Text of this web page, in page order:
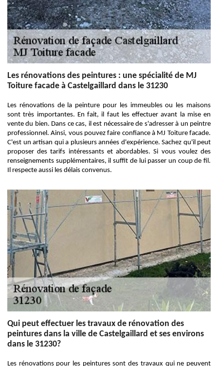
Les rénovations des peintures : une spécialité de MJ
Toiture facade à Castelgaillard dans le 31230
Les rénovations de la peinture pour les immeubles ou les maisons
sont très importantes. En fait, il faut les effectuer avant la mise en
vente du bien. Dans ce cas, il est nécessaire de s'adresser à un peintre
professionnel. Ainsi, vous pouvez faire confiance à MJ Toiture facade.
C'est un artisan qui a plusieurs années d'expérience. Sachez qu'il peut
proposer des tarifs intéressants et abordables. Si vous voulez des
renseignements supplémentaires, il suffit de lui passer un coup de fil.
Il respecte aussi les délais convenus.
Qui peut effectuer les travaux de rénovation des
peintures dans la ville de Castelgaillard et ses environs
dans le 31230?
Les rénovations pour les peintures sont des travaux qui ne peuvent